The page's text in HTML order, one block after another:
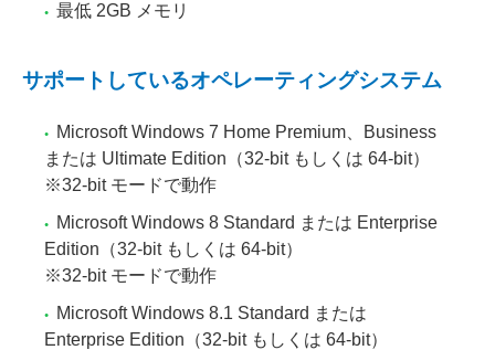
最低 2GB メモリ
サポートしているオペレーティングシステム
Microsoft Windows 7 Home Premium、Business
または Ultimate Edition（32-bit もしくは 64-bit）
※32-bit モードで動作
Microsoft Windows 8 Standard または Enterprise
Edition（32-bit もしくは 64-bit）
※32-bit モードで動作
Microsoft Windows 8.1 Standard または
Enterprise Edition（32-bit もしくは 64-bit）